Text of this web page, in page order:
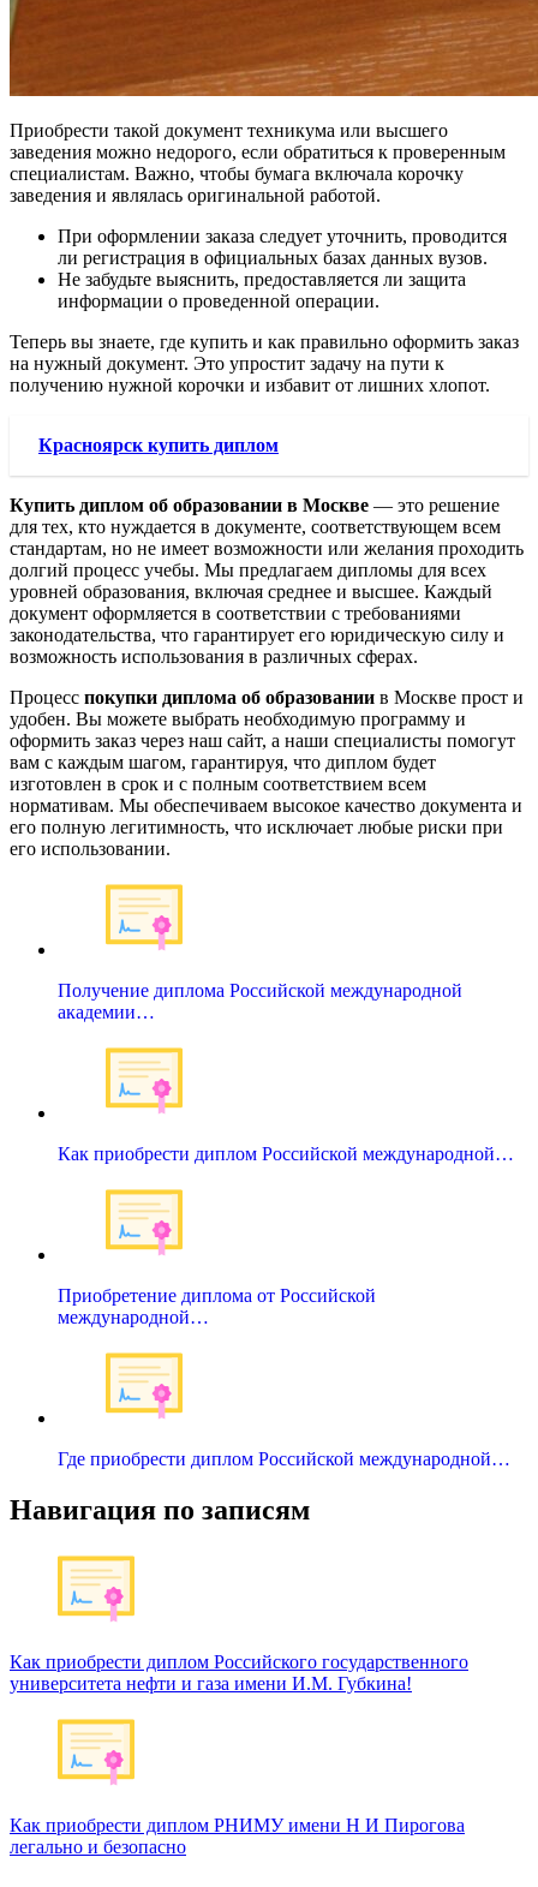
Приобрести такой документ техникума или высшего
заведения можно недорого, если обратиться к проверенным
специалистам. Важно, чтобы бумага включала корочку
заведения и являлась оригинальной работой.
При оформлении заказа следует уточнить, проводится
ли регистрация в официальных базах данных вузов.
Не забудьте выяснить, предоставляется ли защита
информации о проведенной операции.
Теперь вы знаете, где купить и как правильно оформить заказ
на нужный документ. Это упростит задачу на пути к
получению нужной корочки и избавит от лишних хлопот.
Красноярск купить диплом
Купить диплом об образовании в Москве — это решение
для тех, кто нуждается в документе, соответствующем всем
стандартам, но не имеет возможности или желания проходить
долгий процесс учебы. Мы предлагаем дипломы для всех
уровней образования, включая среднее и высшее. Каждый
документ оформляется в соответствии с требованиями
законодательства, что гарантирует его юридическую силу и
возможность использования в различных сферах.
Процесс покупки диплома об образовании в Москве прост и
удобен. Вы можете выбрать необходимую программу и
оформить заказ через наш сайт, а наши специалисты помогут
вам с каждым шагом, гарантируя, что диплом будет
изготовлен в срок и с полным соответствием всем
нормативам. Мы обеспечиваем высокое качество документа и
его полную легитимность, что исключает любые риски при
его использовании.
Получение диплома Российской международной
академии…
Как приобрести диплом Российской международной…
Приобретение диплома от Российской
международной…
Где приобрести диплом Российской международной…
Навигация по записям
Как приобрести диплом Российского государственного
университета нефти и газа имени И.М. Губкина!
Как приобрести диплом РНИМУ имени Н И Пирогова
легально и безопасно